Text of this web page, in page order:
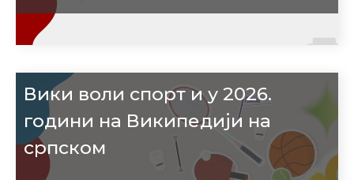
Вики воли спорт и у 2026.
години на Википедији на
српском